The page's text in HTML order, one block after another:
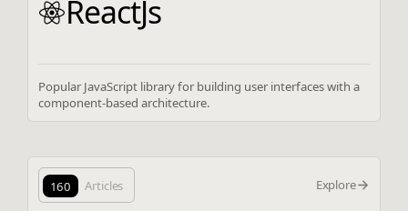
ReactJs
Popular JavaScript library for building user interfaces with a
component-based architecture.
160 Articles Explore